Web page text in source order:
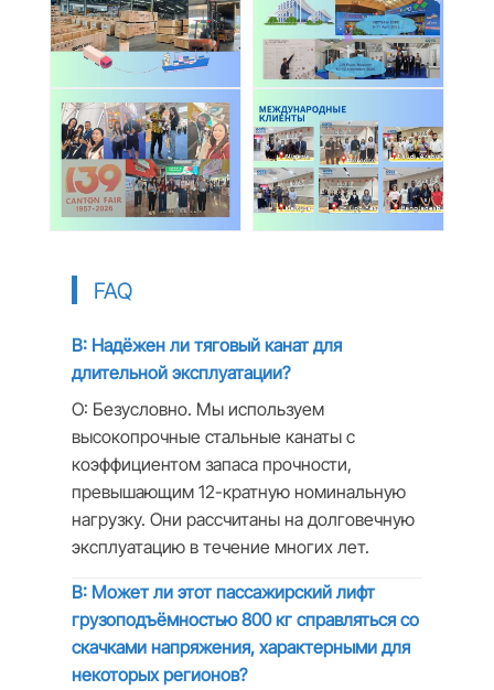
FAQ
В: Надёжен ли тяговый канат для
длительной эксплуатации?
О: Безусловно. Мы используем
высокопрочные стальные канаты с
коэффициентом запаса прочности,
превышающим 12-кратную номинальную
нагрузку. Они рассчитаны на долговечную
эксплуатацию в течение многих лет.
В: Может ли этот пассажирский лифт
грузоподъёмностью 800 кг справляться со
скачками напряжения, характерными для
некоторых регионов?